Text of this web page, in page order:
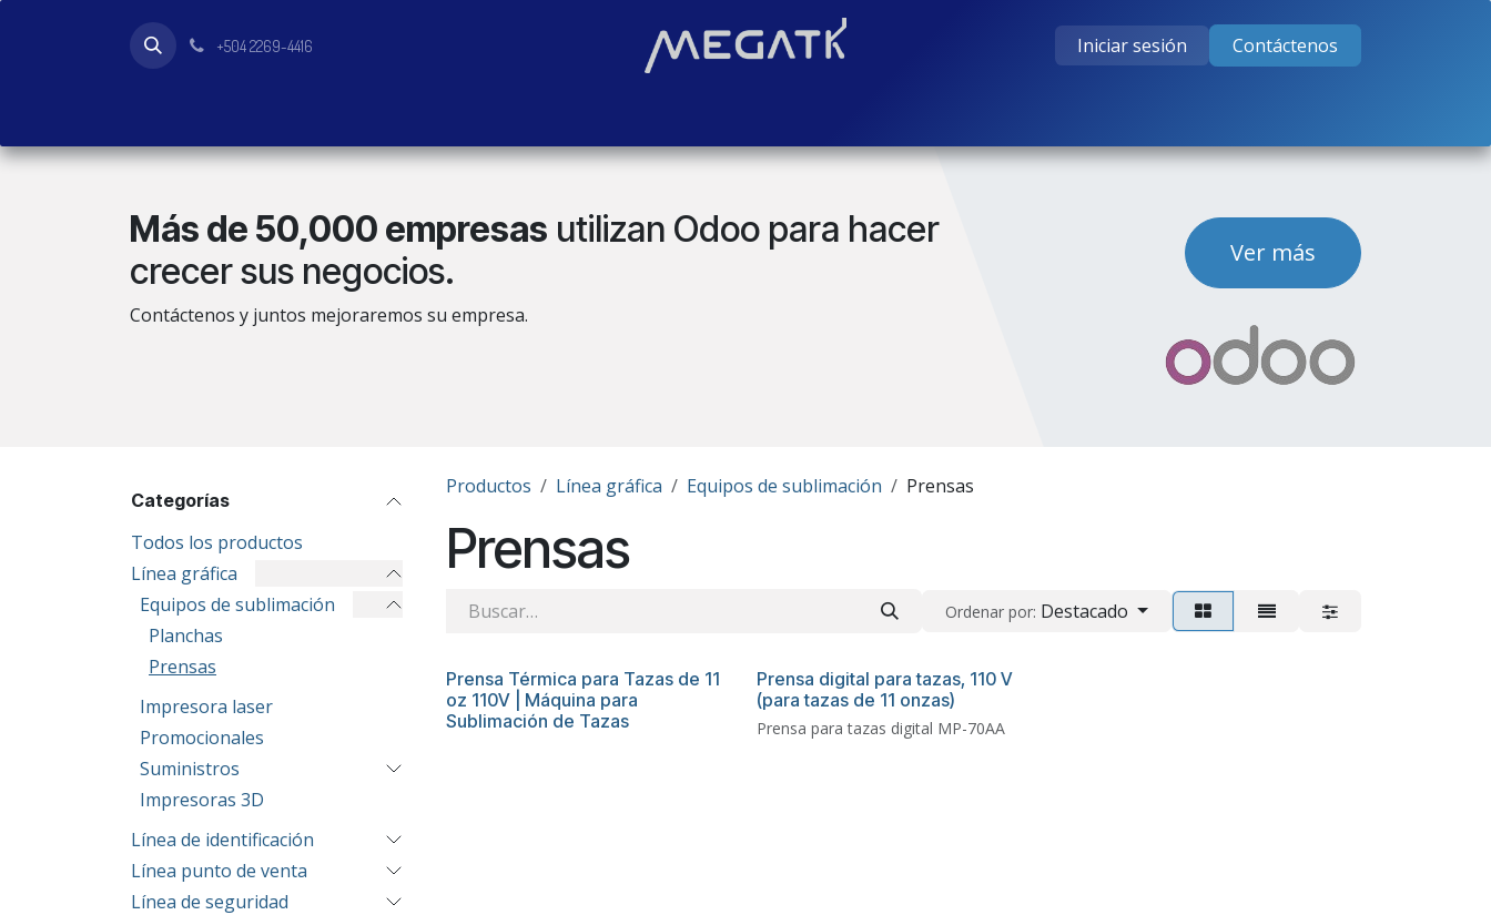
+504 2269-4416 Iniciar sesión Contáctenos
Más de 50,000 empresas utilizan Odoo para hacer
crecer sus negocios.
Contáctenos y juntos mejoraremos su empresa.
Ver más
Categorías
Todos los productos
Línea gráfica
Equipos de sublimación
Planchas
Prensas
Impresora laser
Promocionales
Suministros
Impresoras 3D
Línea de identificación
Línea punto de venta
Línea de seguridad
Productos Línea gráfica Equipos de sublimación Prensas
Prensas
Ordenar por: Destacado
Prensa Térmica para Tazas de 11
oz 110V | Máquina para
Sublimación de Tazas
Prensa digital para tazas, 110 V
(para tazas de 11 onzas)
Prensa para tazas digital MP-70AA